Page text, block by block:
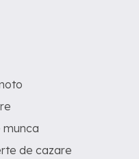
munca
de cazare